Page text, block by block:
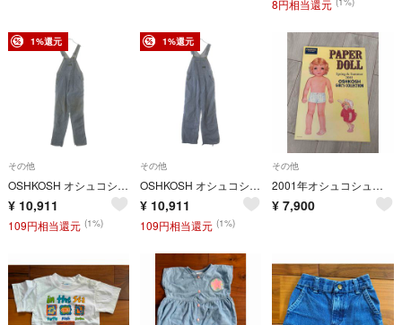
8円相当還元
1%還元
その他
OSHKOSH オシュコシュ 60-70S VINTAGE HICKORY STRIPE OVERALL ヴィンテージ ボタン裏刻印15 ヒッコリー ストライプ オーバーオール ホワイト/ネイビー -
¥ 10,911
109円相当還元 (1%)
1%還元
その他
OSHKOSH オシュコシュ 60-70S VINTAGE HICKORY STRIPE OVERALL ヴィンテージ ボタン裏刻印15 ヒッコリー ストライプ オーバーオール ホワイト/ネイビー -
¥ 10,911
109円相当還元 (1%)
その他
2001年オシュコシュ着せ替えヴィンテージ アンティーク ムチャチャ
¥ 7,900